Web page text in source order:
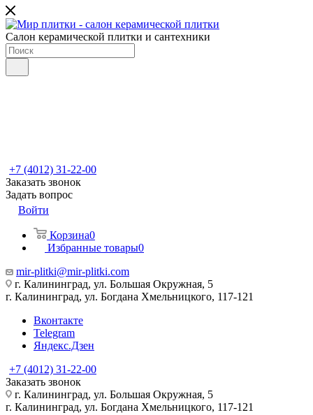
Салон керамической плитки и сантехники
+7 (4012) 31-22-00
Заказать звонок
Задать вопрос
Войти
Корзина0
Избранные товары0
mir-plitki@mir-plitki.com
г. Калининград, ул. Большая Окружная, 5
г. Калининград, ул. Богдана Хмельницкого, 117-121
Вконтакте
Telegram
Яндекс.Дзен
+7 (4012) 31-22-00
Заказать звонок
г. Калининград, ул. Большая Окружная, 5
г. Калининград, ул. Богдана Хмельницкого, 117-121